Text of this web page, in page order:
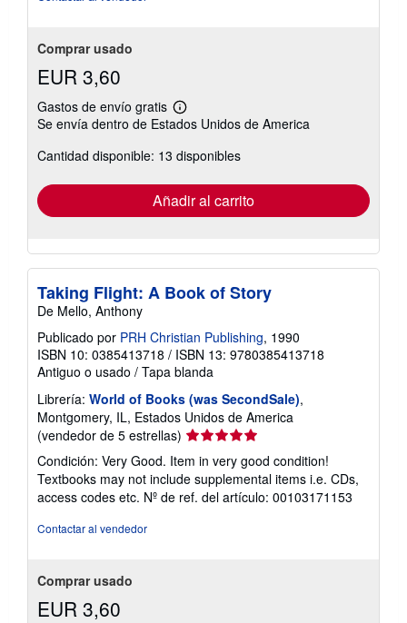
Comprar usado
EUR 3,60
Gastos de envío gratis
Más
información
las
tarifas
envío
Se envía dentro de Estados Unidos de America
Cantidad disponible: 13 disponibles
Añadir al carrito
Taking Flight: A Book of Story
De Mello, Anthony
Publicado por PRH Christian Publishing, 1990
ISBN 10: 0385413718 / ISBN 13: 9780385413718
Antiguo o usado / Tapa blanda
Librería: World of Books (was SecondSale),
Montgomery, IL, Estados Unidos de America
(vendedor de 5 estrellas) Calificación
vendedor:
5
de
Condición: Very Good. Item in very good condition!
Textbooks may not include supplemental items i.e. CDs,
access codes etc. Nº de ref. del artículo: 00103171153
Contactar al vendedor
Comprar usado
EUR 3,60